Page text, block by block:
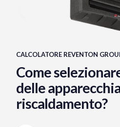
CALCOLATORE REVENTON
Come
delle
riscaldamento?